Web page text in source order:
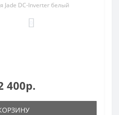
Jade DC-Inverter белый
400р.